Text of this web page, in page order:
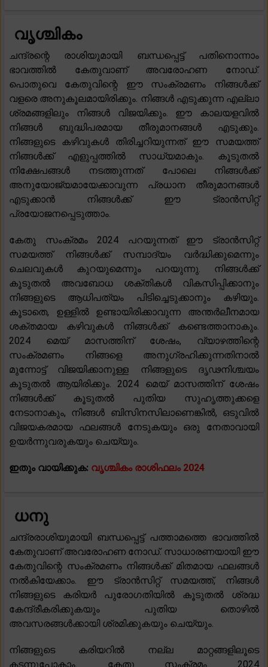
വൃശ്ചികം
ചന്ദ്രന്റെ രാശിയുമായി ബന്ധപ്പെട്ട് പതിനൊന്നാം
ഭാവത്തിൽ കേതുവാണ് അവരോഹണ നോഡ്.
പൊതുവെ കേതുവിന്റെ ഈ സംക്രമണം നിങ്ങൾക്ക്
വളരെ അനുകൂലമായിരിക്കും. നിങ്ങൾ എടുക്കുന്ന എല്ലാ
ശ്രമങ്ങളിലും നിങ്ങൾ വിജയിക്കും. ഈ കാലയളവിൽ
നിങ്ങൾ ബുദ്ധിപരമായ തീരുമാനങ്ങൾ എടുക്കും.
നിങ്ങളുടെ കഴിവുകൾ തിരിച്ചറിയുന്നത് ഈ സമയത്ത്
നിങ്ങൾക്ക് എളുപ്പത്തിൽ സാധ്യമാകും. കൂടുതൽ
നിക്ഷേപങ്ങൾ നടത്തുന്നത് പോലെ നിങ്ങൾക്ക്
അനുയോജ്യമായേക്കാവുന്ന പ്രധാന തീരുമാനങ്ങൾ
എടുക്കാൻ നിങ്ങൾക്ക് ഈ ട്രാൻസിറ്റ്
പ്രയോജനപ്പെടുത്താം.
കേതു സംക്രമം 2024 പറയുന്നത് ഈ ട്രാൻസിറ്റ്
സമയത്ത് നിങ്ങൾക്ക് സമ്പാദ്യം വർദ്ധിക്കുമെന്നും
ചെലവുകൾ കുറയുമെന്നും പറയുന്നു. നിങ്ങൾക്ക്
കൂടുതൽ അവബോധ ശക്തികൾ വികസിപ്പിക്കാനും
നിങ്ങളുടെ ആധിപത്യം പിടിച്ചെടുക്കാനും കഴിയും.
കൂടാതെ, ഉള്ളിൽ ഉണ്ടായിരിക്കാവുന്ന അന്തർലീനമായ
ശക്തമായ കഴിവുകൾ നിങ്ങൾക്ക് കണ്ടെത്താനാകും.
2024 മെയ് മാസത്തിന് ശേഷം, വ്യാഴത്തിന്റെ
സംക്രമണം നിങ്ങളെ അനുഗ്രഹിക്കുന്നതിനാൽ
മുന്നോട്ട് വിജയിക്കാനുള്ള നിങ്ങളുടെ ദൃഢനിശ്ചയം
കൂടുതൽ ആയിരിക്കും. 2024 മെയ് മാസത്തിന് ശേഷം
നിങ്ങൾക്ക് കൂടുതൽ പുതിയ സുഹൃത്തുക്കളെ
നേടാനാകും, നിങ്ങൾ ബിസിനസിലാണെങ്കിൽ, ഒടുവിൽ
വിജയകരമായ ഫലങ്ങൾ നേടുകയും ഒരു നേതാവായി
ഉയർന്നുവരുകയും ചെയ്യും.
ഇതും വായിക്കുക: വൃശ്ചികം രാശിഫലം 2024
ധനു
ചന്ദ്രരാശിയുമായി ബന്ധപ്പെട്ട് പത്താമത്തെ ഭാവത്തിൽ
കേതുവാണ് അവരോഹണ നോഡ്. സാധാരണയായി ഈ
കേതുവിന്റെ സംക്രമണം നിങ്ങൾക്ക് മിതമായ ഫലങ്ങൾ
നൽകിയേക്കാം. ഈ ട്രാൻസിറ്റ് സമയത്ത്, നിങ്ങൾ
നിങ്ങളുടെ കരിയർ പുരോഗതിയിൽ കൂടുതൽ ശ്രദ്ധ
കേന്ദ്രീകരിക്കുകയും പുതിയ തൊഴിൽ
അവസരങ്ങൾക്കായി ശ്രമിക്കുകയും ചെയ്യും.
നിങ്ങളുടെ കരിയറിൽ നല്ല മാറ്റങ്ങളിലൂടെ
കടന്നുപോകാം. കേതു സംക്രമം 2024